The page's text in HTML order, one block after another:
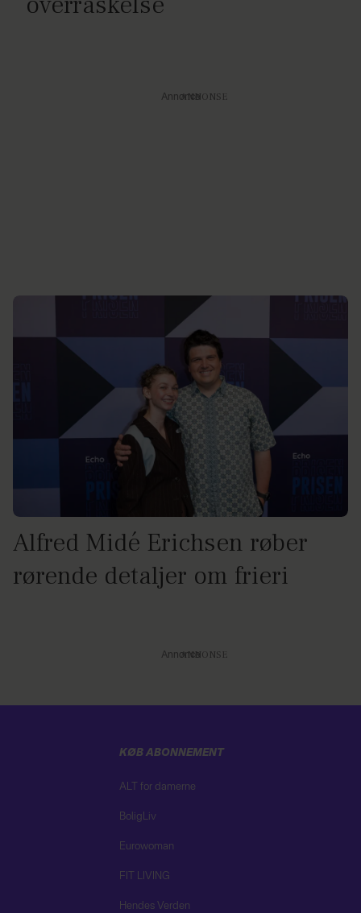
Annonce
Alfred Midé Erichsen røber
rørende detaljer om frieri
Annonce
KØB ABONNEMENT
ALT for damerne
BoligLiv
Eurowoman
FIT LIVING
Hendes Verden